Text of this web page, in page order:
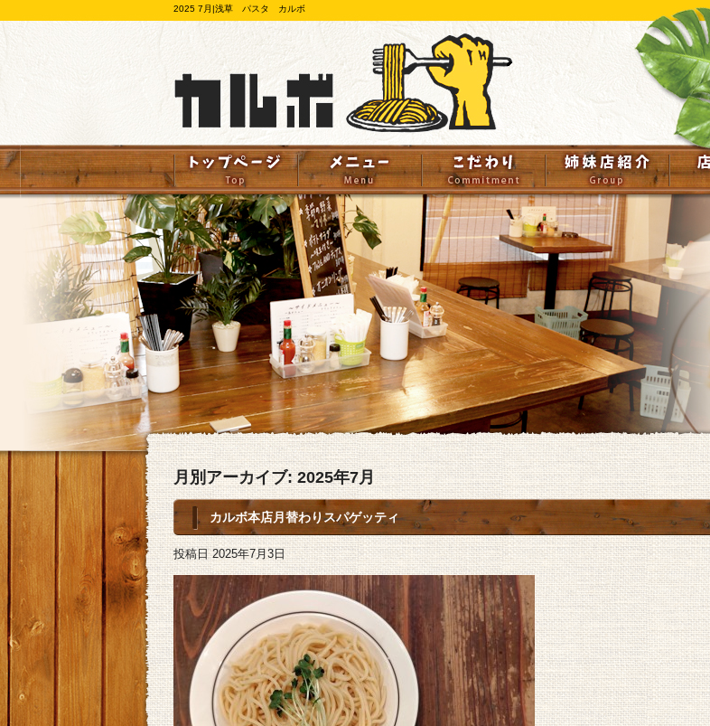
2025 7月|浅草 パスタ カルボ
月別アーカイブ:2025年7月
カルボ本店月替わりスパゲッティ
投稿日 2025年7月3日